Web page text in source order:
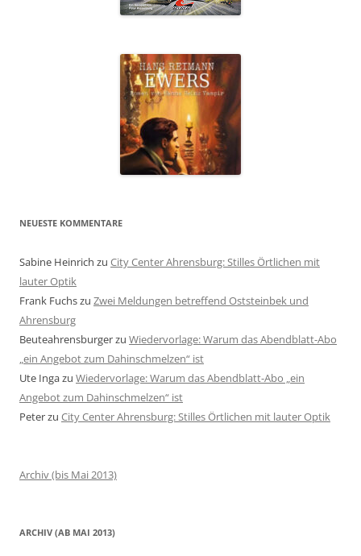
NEUESTE KOMMENTARE
Sabine Heinrich zu City Center Ahrensburg: Stilles Örtlichen mit
lauter Optik
Frank Fuchszu Zwei Meldungen betreffend Oststeinbek und
Ahrensburg
Beuteahrensburgerzu Wiedervorlage: Warum das Abendblatt-Abo
„ein Angebot zum Dahinschmelzen“ ist
Ute Ingazu Wiedervorlage: Warum das Abendblatt-Abo „ein
Angebot zum Dahinschmelzen“ ist
Peterzu City Center Ahrensburg: Stilles Örtlichen mit lauter Optik
Archiv (bis Mai 2013)
ARCHIV (AB MAI 2013)